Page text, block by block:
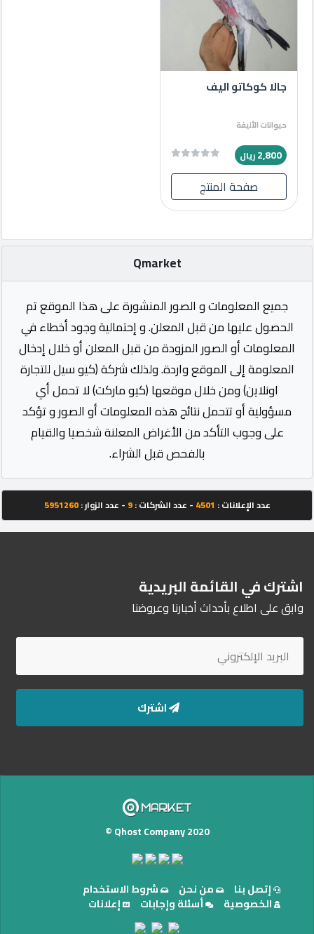
جالا كوكاتو اليف
حيوانات الأليفة
2,800ريال
صفحة المنتج
Qmarket
جميع المعلومات و الصور المنشورة على هذا الموقع تم
الحصول عليها من قبل المعلن. و إحتمالية وجود أخطاء في
المعلومات أو الصور المزودة من قبل المعلن أو خلال إدخال
المعلومة إلى الموقع واردة. ولذلك شركة (كيو سيل للتجارة
اونلاين) ومن خلال موقعها (كيو ماركت) لا تحمل أي
مسؤولية أو تتحمل نتائج هذه المعلومات أو الصور و تؤكد
على وجوب التأكد من الأغراض المعلنة شخصيا والقيام
بالفحص قبل الشراء.
عدد الإعلانات : 4501 - عدد الشركات :9 - عدد الزوار :5951260
اشترك في القائمة البريدية
وابق على اطلاع بأحداث أخبارنا وعروضنا
اشترك
Qhost Company 2020 ©
إتصل بنا من نحن
شروط الاستخدام
الخصوصية
أسئلة وإجابات إعلانات